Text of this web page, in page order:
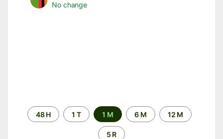
No change
Time
period
48 H 1 T 1 M 6 M 12 M
5 R